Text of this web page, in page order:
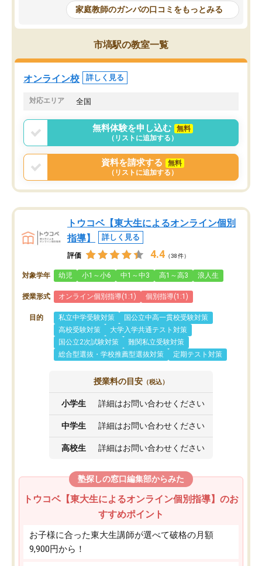
めて1年ほどだった今では平均点以上の
科目が増えてきました！あと1年受験ま
であるので無料の週末教室を使用しな
がら頑張って欲しいと思います！
問できるのでとても助か
家庭教師のガンバの口コミをもっとみる
市塙駅の教室一覧
オンライン校 詳しく見る
対応エリア 全国
無料体験を申し込む
無料
（リストに追加する）
資料を請求する
無料
（リストに追加する）
トウコベ【東大生によるオンライン個別
指導】
詳しく見る
評価 4.4 （38件）
対象学年 幼児 小1～小6 中1～中3 高1～高3 浪人生
授業形式 オンライン個別指導(1:1) 個別指導(1:1)
目的 私立中学受験対策
国公立中高一貫校受験対策
高校受験対策
大学入学共通テスト対策
国公立2次試験対策
難関私立受験対策
総合型選抜・学校推薦型選抜対策
定期テスト対策
授業料の目安 （税込）
小学生 詳細はお問い合わせください
中学生 詳細はお問い合わせください
高校生 詳細はお問い合わせください
塾探しの窓口編集部からみた
トウコベ【東大生によるオンライン個別指導】のお
すすめポイント
お子様に合った東大生講師が選べて破格の月額
9,900円から！